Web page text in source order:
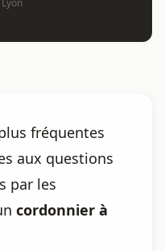
fréquentes
aux questions
par les
cordonnier à